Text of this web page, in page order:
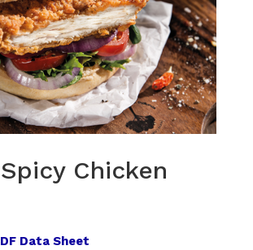
Chicken
Data Sheet